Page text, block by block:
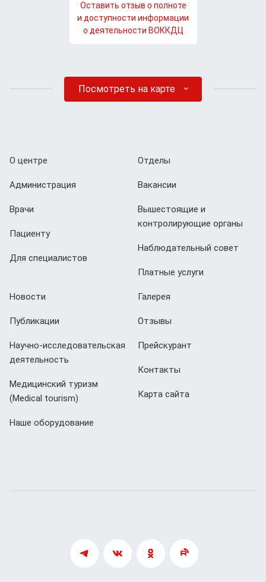
Оставить отзыв о полноте
и доступности информации
о деятельности ВОККДЦ
Посмотреть на карте
О центре
Администрация
Врачи
Пациенту
Для специалистов
Отделы
Вакансии
Вышестоящие и
контролирующие органы
Наблюдательный совет
Платные услуги
Новости
Публикации
Научно-исследовательская
деятельность
Медицинский туризм
(Мedical tourism)
Наше оборудование
Галерея
Отзывы
Прейскурант
Контакты
Карта сайта